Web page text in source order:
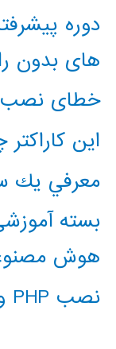
دوره
های بدون
خطای نصب
این کاراکتر
معرفي يك
بسته
هوش
نصب PHP و composer در ویندوز 10